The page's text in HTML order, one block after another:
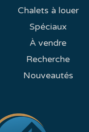
Chalets à louer
Spéciaux
À vendre
Recherche
Nouveautés